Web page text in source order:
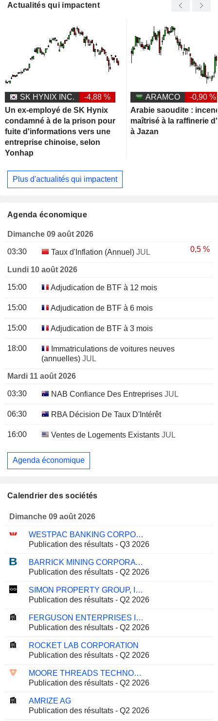
Actualités qui impactent
SK HYNIX INC.
-4,88 %
Un ex-employé de SK Hynix
condamné à de la prison pour
fuite d'informations vers une
entreprise chinoise, selon
Yonhap
ARAMCO
-0,90 %
Arabie saoudite :
maîtrisé à la raffinerie
à Jazan
Plus d'actualités qui impactent
Agenda économique
Dimanche 09 août 2026
03:30 Taux d'Inflation (Annuel) JUL 0,5 %
Lundi 10 août 2026
15:00 Adjudication de BTF à 12 mois
15:00 Adjudication de BTF à 6 mois
15:00 Adjudication de BTF à 3 mois
18:00
Immatriculations de voitures neuves
(annuelles) JUL
Mardi 11 août 2026
03:30 NAB Confiance Des Entreprises JUL
06:30 RBA Décision De Taux D'Intérêt
16:00 Ventes de Logements Existants JUL
Agenda économique
Calendrier des sociétés
Dimanche 09 août 2026
WESTPAC BANKING CORPORATION
Publication des résultats - Q3 2026
BARRICK MINING CORPORATION
Publication des résultats - Q2 2026
SIMON PROPERTY GROUP, INC.
Publication des résultats - Q2 2026
FERGUSON ENTERPRISES INC.
Publication des résultats - Q2 2026
ROCKET LAB CORPORATION
Publication des résultats - Q2 2026
MOORE THREADS TECHNOLOGY CO., LTD.
Publication des résultats - Q2 2026
AMRIZE AG
Publication des résultats - Q2 2026